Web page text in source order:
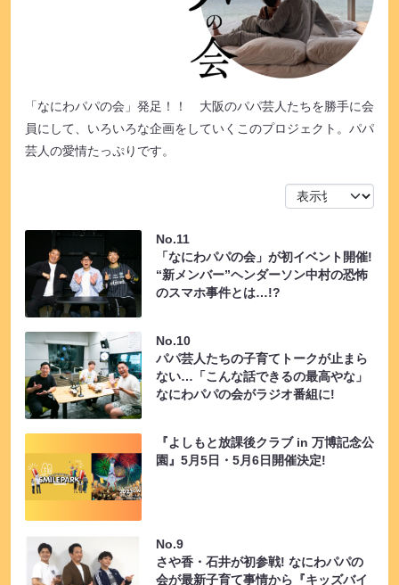
「なにわパパの会」発足！！ 大阪のパパ芸人たちを勝手に会
員にして、いろいろな企画をしていくこのプロジェクト。パパ
芸人の愛情たっぷりです。
No.11
「なにわパパの会」が初イベント開催!
“新メンバー”ヘンダーソン中村の恐怖
のスマホ事件とは…!?
No.10
パパ芸人たちの子育てトークが止まら
ない…「こんな話できるの最高やな」
なにわパパの会がラジオ番組に!
『よしもと放課後クラブ in 万博記念公
園』5月5日・5月6日開催決定!
No.9
さや香・石井が初参戦! なにわパパの
会が最新子育て事情から『キッズバイ